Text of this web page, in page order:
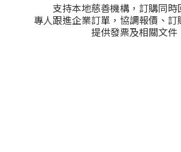
支持本地慈善機構，訂購同時
專人跟進企業訂單，協調報價、
提供發票及相關文件